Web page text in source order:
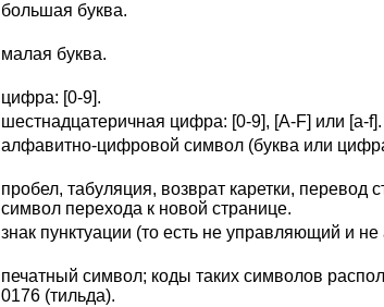
большая буква.
малая буква.
цифра: [0-9].
шестнадцатеричная цифра: [0-9], [A-F] или [a-f].
алфавитно-цифровой символ (буква или
пробел, табуляция, возврат каретки, перевод
символ перехода к новой странице.
знак пунктуации (то есть не управляющий и
печатный символ; коды таких символов
0176 (тильда).